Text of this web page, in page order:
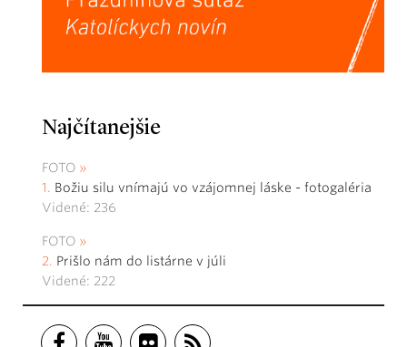
Najčítanejšie
FOTO
Božiu silu vnímajú vo vzájomnej láske - fotogaléria
Videné: 236
FOTO
Prišlo nám do listárne v júli
Videné: 222